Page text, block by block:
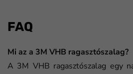
FAQ
Mi az a 3M VHB ragasztószalag?
A 3M VHB ragasztószalag egy